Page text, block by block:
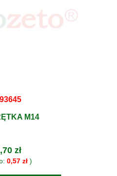
M14
zł
0,57 zł)